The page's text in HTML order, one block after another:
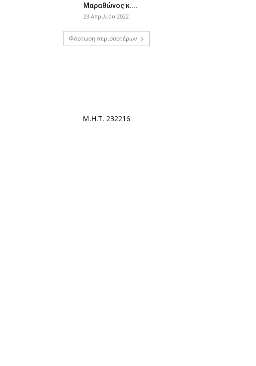
Μαραθώνος κ....
23 Απριλίου 2022
Φόρτωση περισσοτέρων
Μ.Η.Τ. 232216